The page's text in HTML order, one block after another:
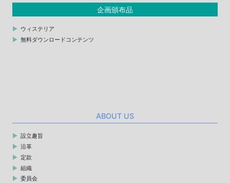
企画頒布品
ウィステリア
無料ダウンロードコンテンツ
ABOUT US
設立趣旨
沿革
定款
組織
委員会